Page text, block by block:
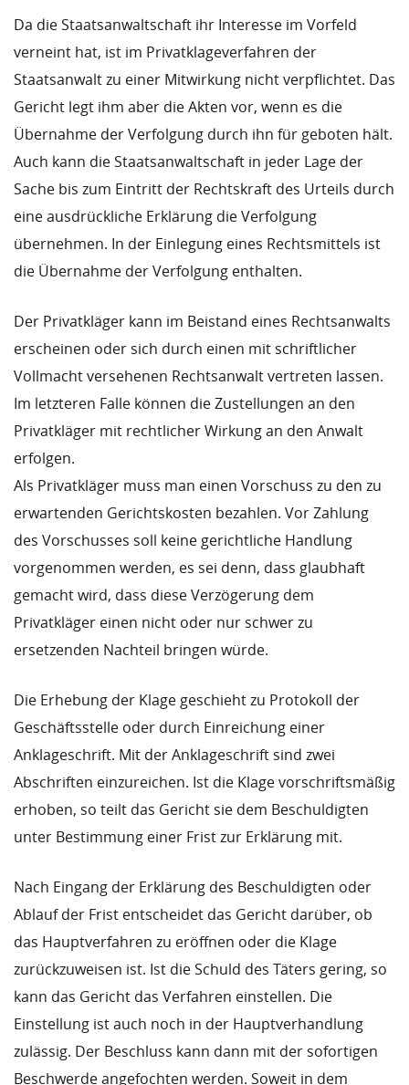
Da die Staatsanwaltschaft ihr Interesse im Vorfeld
verneint hat, ist im Privatklageverfahren der
Staatsanwalt zu einer Mitwirkung nicht verpflichtet. Das
Gericht legt ihm aber die Akten vor, wenn es die
Übernahme der Verfolgung durch ihn für geboten hält.
Auch kann die Staatsanwaltschaft in jeder Lage der
Sache bis zum Eintritt der Rechtskraft des Urteils durch
eine ausdrückliche Erklärung die Verfolgung
übernehmen. In der Einlegung eines Rechtsmittels ist
die Übernahme der Verfolgung enthalten.
Der Privatkläger kann im Beistand eines Rechtsanwalts
erscheinen oder sich durch einen mit schriftlicher
Vollmacht versehenen Rechtsanwalt vertreten lassen.
Im letzteren Falle können die Zustellungen an den
Privatkläger mit rechtlicher Wirkung an den Anwalt
erfolgen.
Als Privatkläger muss man einen Vorschuss zu den zu
erwartenden Gerichtskosten bezahlen. Vor Zahlung
des Vorschusses soll keine gerichtliche Handlung
vorgenommen werden, es sei denn, dass glaubhaft
gemacht wird, dass diese Verzögerung dem
Privatkläger einen nicht oder nur schwer zu
ersetzenden Nachteil bringen würde.
Die Erhebung der Klage geschieht zu Protokoll der
Geschäftsstelle oder durch Einreichung einer
Anklageschrift. Mit der Anklageschrift sind zwei
Abschriften einzureichen. Ist die Klage vorschriftsmäßig
erhoben, so teilt das Gericht sie dem Beschuldigten
unter Bestimmung einer Frist zur Erklärung mit.
Nach Eingang der Erklärung des Beschuldigten oder
Ablauf der Frist entscheidet das Gericht darüber, ob
das Hauptverfahren zu eröffnen oder die Klage
zurückzuweisen ist. Ist die Schuld des Täters gering, so
kann das Gericht das Verfahren einstellen. Die
Einstellung ist auch noch in der Hauptverhandlung
zulässig. Der Beschluss kann dann mit der sofortigen
Beschwerde angefochten werden. Soweit in dem